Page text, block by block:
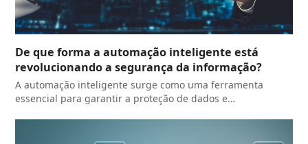
De que forma a automação inteligente está
revolucionando a segurança da informação?
A automação inteligente surge como uma ferramenta
essencial para garantir a proteção de dados e…